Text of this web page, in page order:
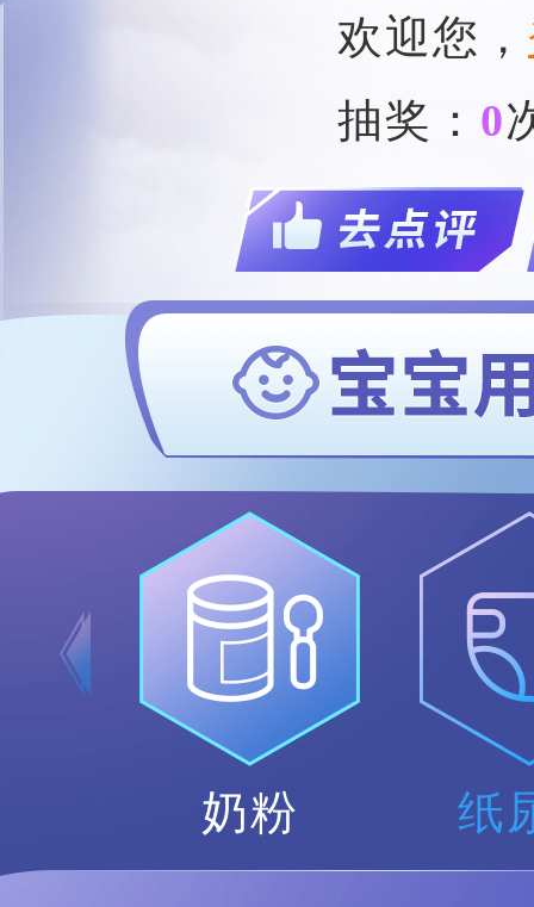
欢迎您，
抽奖： 0
奶粉 纸